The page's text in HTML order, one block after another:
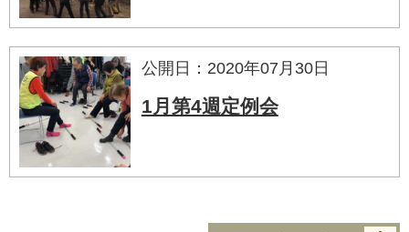
公開日：2020年07月30日
1月第4週定例会